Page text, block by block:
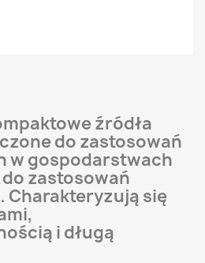
źródła
do zastosowań
w gospodarstwach
zastosowań
Charakteryzują się
i długą